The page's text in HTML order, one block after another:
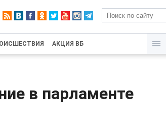
KG
АКЦИЯ ВБ
в парламенте